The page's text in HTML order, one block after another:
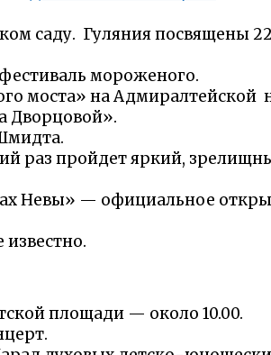
саду. Гуляния посвящены
мороженого.
моста» на Адмиралтейской
Дворцовой».
раз пройдет яркий,
Невы» — официальное
площади — около 10.00.